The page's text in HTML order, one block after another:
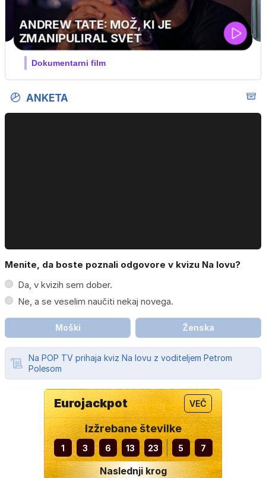
MOJ PRIJATELJ PINGVIN
Film meseca / družinski, pustolovski
ANKETA
Menite, da boste poznali odgovore v kvizu Na lovu?
Da, v kvizih sem dober.
Ne, a se veselim naučiti nekaj novega.
Moški Ženska
Na POP TV prihaja kviz Na lovu z voditeljem Petrom
Polesom
Eurojackpot VEČ
Izžrebane številke
1 3 6 13 23 5 7
Naslednji krog